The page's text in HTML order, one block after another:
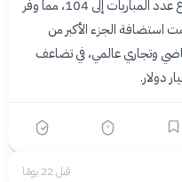
المنتخبات المشاركة إلى 48 منتخباً وارتفاع عدد المباريات إلى 104، مما وفر
استضافة الجزء الأكبر من
وتجاري عالمي، في تضاعف
قبل 22 يومًا